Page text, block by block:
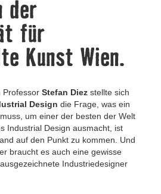
der
für
Kunst Wien.
Professor Stefan Diez stellte sich
Design die Frage, was ein
um einer der besten der Welt
Industrial Design ausmacht, ist
auf den Punkt zu kommen. Und
braucht es auch eine gewisse
Industriedesigner